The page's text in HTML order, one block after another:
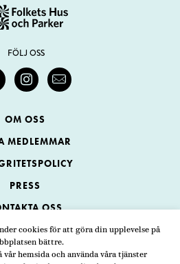
cookies för att göra din upplevelse på
bättre.
hemsida och använda våra tjänster
FÖLJ OSS
OM OSS
MEDLEMMAR
PRESS
OSS
Hus och Parker